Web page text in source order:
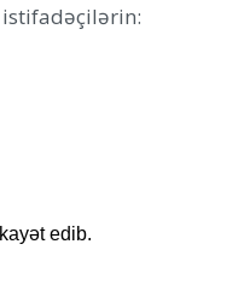
istifadəçilərin:
edib.